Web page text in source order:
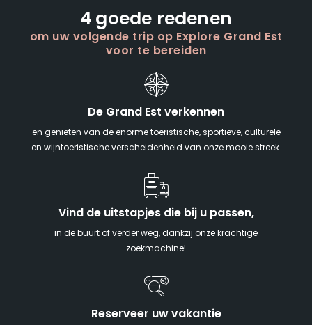
4 goede redenen
om uw volgende trip op Explore Grand Est
voor te bereiden
De Grand Est verkennen
en genieten van de enorme toeristische, sportieve, culturele
en wijntoeristische verscheidenheid van onze mooie streek.
Vind de uitstapjes die bij u passen,
in de buurt of verder weg, dankzij onze krachtige
zoekmachine!
Reserveer uw vakantie